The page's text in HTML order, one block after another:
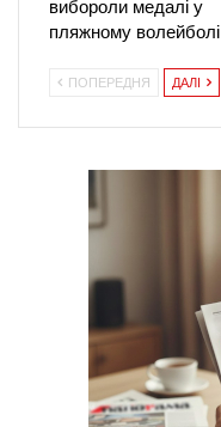
вибороли медалі у
пляжному волейболі
ПОПЕРЕДНЯ ДАЛІ